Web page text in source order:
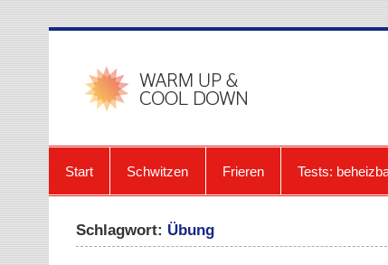
Start Schwitzen Frieren Tests:
Schlagwort: Übung